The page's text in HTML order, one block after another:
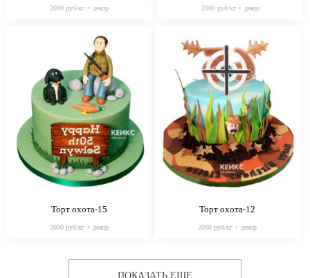
2000 руб/кг + декор 2000 руб/кг + декор
Торт охота-15
2000 руб/кг + декор
Торт охота-12
2000 руб/кг + декор
ПОКАЗАТЬ ЕЩЕ